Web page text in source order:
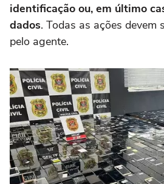
identificação ou, em último
dados. Todas as ações devem
pelo agente.